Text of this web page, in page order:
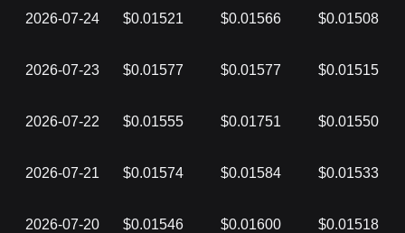
2026-07-24 $0.01521 $0.01566 $0.01508
2026-07-23 $0.01577 $0.01577 $0.01515
2026-07-22 $0.01555 $0.01751 $0.01550
2026-07-21 $0.01574 $0.01584 $0.01533
2026-07-20 $0.01546 $0.01600 $0.01518